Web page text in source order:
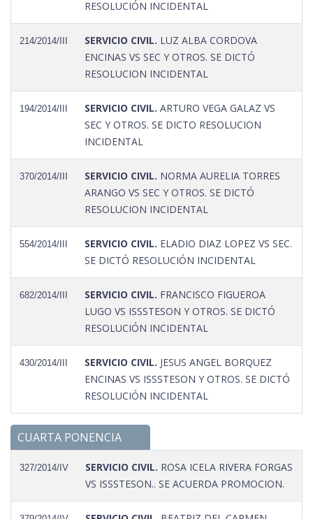
RESOLUCIÓN INCIDENTAL
214/2014/III SERVICIO CIVIL. LUZ ALBA CORDOVA
ENCINAS VS SEC Y OTROS. SE DICTÓ
RESOLUCION INCIDENTAL
194/2014/III SERVICIO CIVIL. ARTURO VEGA GALAZ VS
SEC Y OTROS. SE DICTO RESOLUCION
INCIDENTAL
370/2014/III SERVICIO CIVIL. NORMA AURELIA TORRES
ARANGO VS SEC Y OTROS. SE DICTÓ
RESOLUCION INCIDENTAL
554/2014/III SERVICIO CIVIL. ELADIO DIAZ LOPEZ VS SEC.
SE DICTÓ RESOLUCIÓN INCIDENTAL
682/2014/III SERVICIO CIVIL. FRANCISCO FIGUEROA
LUGO VS ISSSTESON Y OTROS. SE DICTÓ
RESOLUCIÓN INCIDENTAL
430/2014/III SERVICIO CIVIL. JESUS ANGEL BORQUEZ
ENCINAS VS ISSSTESON Y OTROS. SE DICTÓ
RESOLUCIÓN INCIDENTAL
CUARTA PONENCIA
327/2014/IV SERVICIO CIVIL. ROSA ICELA RIVERA FORGAS
VS ISSSTESON.. SE ACUERDA PROMOCION.